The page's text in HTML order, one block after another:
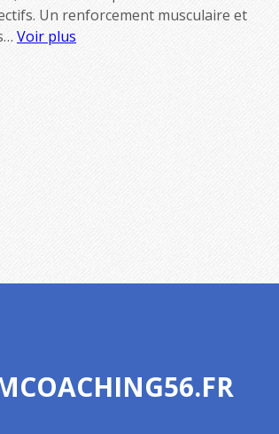
Un renforcement musculaire et
Voir plus